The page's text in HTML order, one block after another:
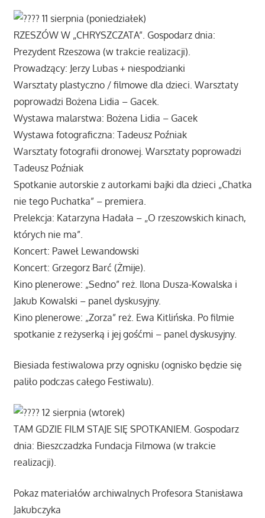
11 sierpnia (poniedziałek)
RZESZÓW W „CHRYSZCZATA”. Gospodarz dnia:
Prezydent Rzeszowa (w trakcie realizacji).
Prowadzący: Jerzy Lubas + niespodzianki
Warsztaty plastyczno / filmowe dla dzieci. Warsztaty
poprowadzi Bożena Lidia – Gacek.
Wystawa malarstwa: Bożena Lidia – Gacek
Wystawa fotograficzna: Tadeusz Poźniak
Warsztaty fotografii dronowej. Warsztaty poprowadzi
Tadeusz Poźniak
Spotkanie autorskie z autorkami bajki dla dzieci „Chatka
nie tego Puchatka” – premiera.
Prelekcja: Katarzyna Hadała – „O rzeszowskich kinach,
których nie ma”.
Koncert: Paweł Lewandowski
Koncert: Grzegorz Barć (Żmije).
Kino plenerowe: „Sedno” reż. Ilona Dusza-Kowalska i
Jakub Kowalski – panel dyskusyjny.
Kino plenerowe: „Zorza” reż. Ewa Kitlińska. Po filmie
spotkanie z reżyserką i jej gośćmi – panel dyskusyjny.
Biesiada festiwalowa przy ognisku (ognisko będzie się
paliło podczas całego Festiwalu).
12 sierpnia (wtorek)
TAM GDZIE FILM STAJE SIĘ SPOTKANIEM. Gospodarz
dnia: Bieszczadzka Fundacja Filmowa (w trakcie
realizacji).
Pokaz materiałów archiwalnych Profesora Stanisława
Jakubczyka